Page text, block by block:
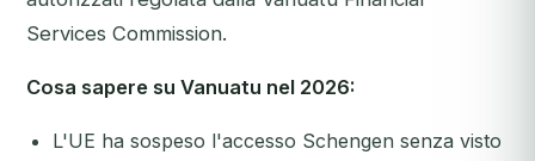
Services Commission.
Cosa sapere su Vanuatu nel 2026:
L'UE ha sospeso l'accesso Schengen senza visto